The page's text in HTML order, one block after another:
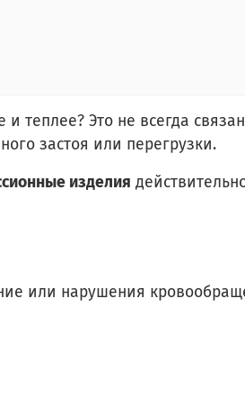
и теплее? Это не всегда
застоя или перегрузки.
изделия
или нарушения